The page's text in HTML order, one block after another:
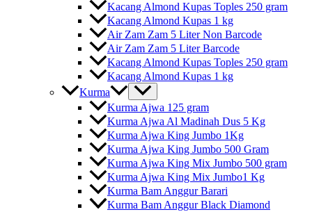
Kacang Almond Kupas Toples 250 gram
Kacang Almond Kupas 1 kg
Air Zam Zam 5 Liter Non Barcode
Air Zam Zam 5 Liter Barcode
Kacang Almond Kupas Toples 250 gram
Kacang Almond Kupas 1 kg
Kurma
Kurma Ajwa 125 gram
Kurma Ajwa Al Madinah Dus 5 Kg
Kurma Ajwa King Jumbo 1Kg
Kurma Ajwa King Jumbo 500 Gram
Kurma Ajwa King Mix Jumbo 500 gram
Kurma Ajwa King Mix Jumbo1 Kg
Kurma Bam Anggur Barari
Kurma Bam Anggur Black Diamond